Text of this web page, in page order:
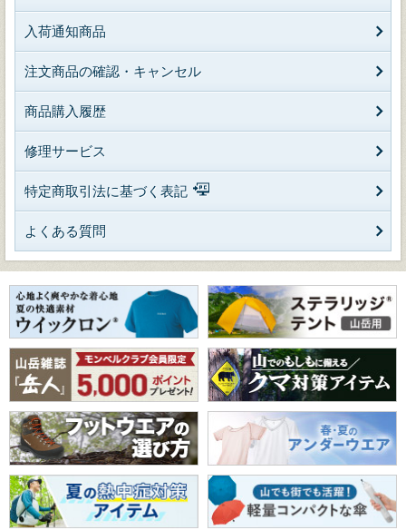
入荷通知商品
注文商品の確認・キャンセル
商品購入履歴
修理サービス
特定商取引法に基づく表記
よくある質問